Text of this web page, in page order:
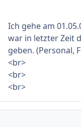
Ich gehe am
war in letzter Zeit
geben. (Personal,
<br>
<br>
<br>